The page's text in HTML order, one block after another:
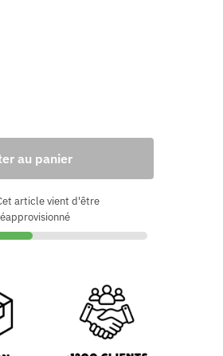
au panier
article vient d'être